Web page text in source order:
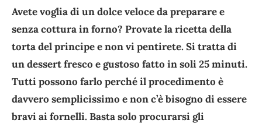
Avete voglia di un dolce veloce da preparare e
senza cottura in forno? Provate la ricetta della
torta del principe e non vi pentirete. Si tratta di
un dessert fresco e gustoso fatto in soli 25 minuti.
Tutti possono farlo perché il procedimento è
davvero semplicissimo e non c’è bisogno di essere
bravi ai fornelli. Basta solo procurarsi gli